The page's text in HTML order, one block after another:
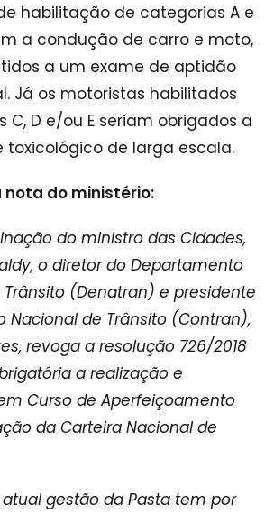
habilitação de categorias A e
a condução de carro e moto,
a um exame de aptidão
Já os motoristas habilitados
C, D e/ou E seriam obrigados a
toxicológico de larga escala.
nota do ministério:
do ministro das Cidades,
o diretor do Departamento
(Denatran) e presidente
Nacional de Trânsito (Contran),
revoga a resolução 726/2018
a realização e
Curso de Aperfeiçoamento
da Carteira Nacional de
atual gestão da Pasta tem por